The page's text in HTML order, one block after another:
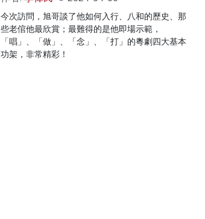
今次訪問，旭哥談了他如何入行、八和的歷史、那
些老倌他最欣賞；最難得的是他即場示範，
「唱」、「做」、「念」、「打」的粵劇四大基本
功架，非常精彩！